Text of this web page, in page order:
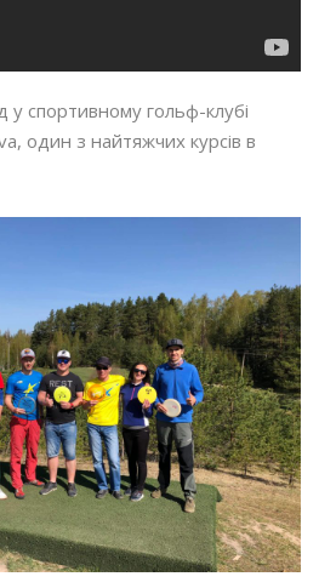
спортивному гольф-клубі
один з найтяжчих курсів в